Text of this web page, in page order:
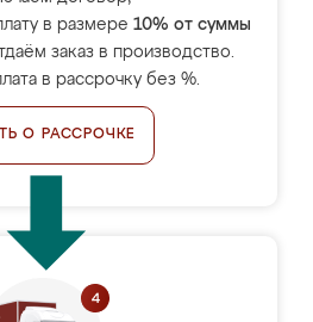
в размере 10% от суммы
заказ в производство.
в рассрочку без %.
О РАССРОЧКЕ